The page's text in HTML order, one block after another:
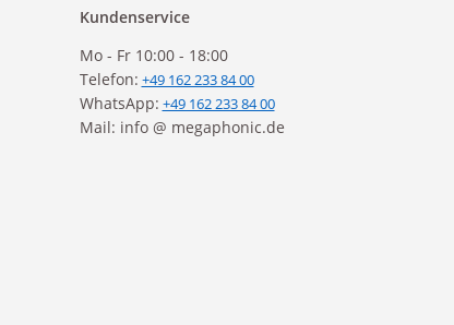
Kundenservice
Mo - Fr 10:00 - 18:00
Telefon: +49 162 233 84 00
WhatsApp: +49 162 233 84 00
Mail: info @ megaphonic.de